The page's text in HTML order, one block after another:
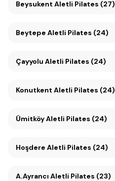
Beysukent Aletli Pilates (27)
Beytepe Aletli Pilates (24)
Çayyolu Aletli Pilates (24)
Konutkent Aletli Pilates (24)
Ümitköy Aletli Pilates (24)
Hoşdere Aletli Pilates (24)
A.Ayrancı Aletli Pilates (23)